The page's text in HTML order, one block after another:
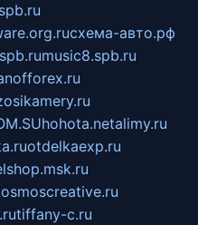
схема-авто.рф
music8.spb.ru
hohota.netalimy.ru
otdelkaexp.ru
tiffany-c.ru